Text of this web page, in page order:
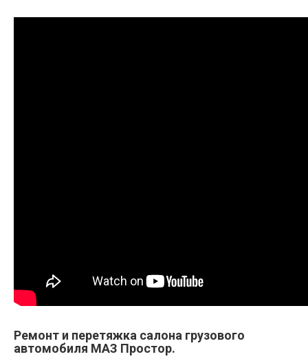
Ремонт и перетяжка салона грузового
автомобиля МАЗ Простор.